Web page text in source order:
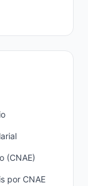
(CNAE)
por CNAE